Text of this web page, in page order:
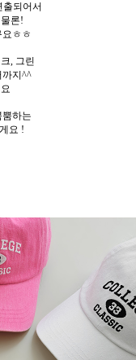
되어서
론!
ㅎㅎ
, 그린
까지^^
하는
요 !